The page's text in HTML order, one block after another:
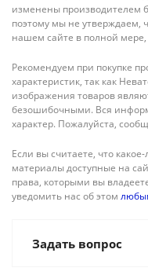
изменены производителем
поэтому мы не утверждаем,
нашем сайте в полной мере,
Рекомендуем при покупке
характеристик, так как
изображения товаров
безошибочными. Вся
характер. Пожалуйста,
Если вы считаете, что
материалы доступные на
права, которыми вы
уведомить нас об этом
Задать вопрос